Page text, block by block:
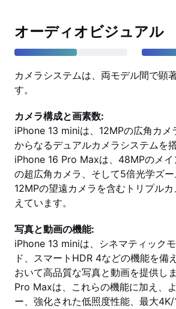
オーディオビジュアル
カメラシステムは、両モデル間で顕
す。
カメラ構成と画素数:
iPhone 13 miniは、12MPの広角カメ
からなるデュアルカメラシステムを
iPhone 16 Pro Maxは、48MPのメ
の超広角カメラ、そして5倍光学ズ
12MPの望遠カメラを含むトリプル
えています。
写真と動画の機能:
iPhone 13 miniは、シネマティック
ド、スマートHDR 4などの機能を備
おいて高品質な写真と動画を提供し
Pro Maxは、これらの機能に加え、
ー、強化された低照度性能、最大